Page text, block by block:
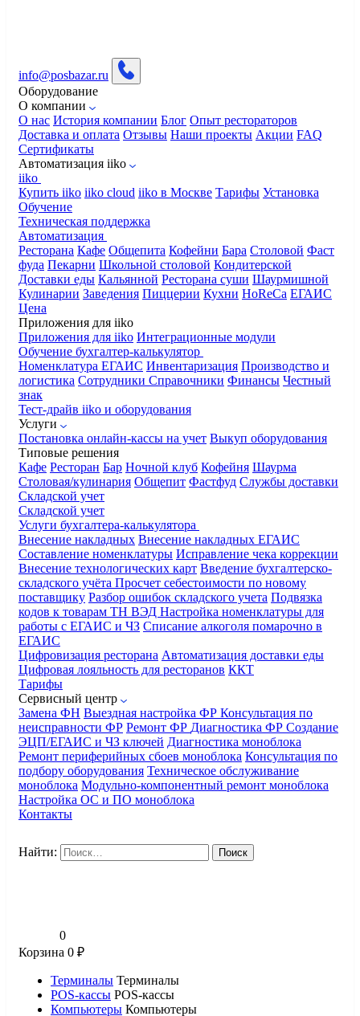
info@posbazar.ru
Оборудование
О компании
О нас История компании Блог Опыт рестораторов
Доставка и оплата Отзывы Наши проекты Акции FAQ
Сертификаты
Автоматизация iiko
iiko
Купить iiko iiko cloud iiko в Москве Тарифы Установка
Обучение
Техническая поддержка
Автоматизация
Ресторана Кафе Общепита Кофейни Бара Столовой Фаст
фуда Пекарни Школьной столовой Кондитерской
Доставки еды Кальянной Ресторана суши Шаурмишной
Кулинарии Заведения Пиццерии Кухни HoReCa ЕГАИС
Цена
Приложения для iiko
Приложения для iiko Интеграционные модули
Обучение бухгалтер-калькулятор
Номенклатура ЕГАИС Инвентаризация Производство и
логистика Сотрудники Справочники Финансы Честный
знак
Тест-драйв iiko и оборудования
Услуги
Постановка онлайн-кассы на учет Выкуп оборудования
Типовые решения
Кафе Ресторан Бар Ночной клуб Кофейня Шаурма
Столовая/кулинария Общепит Фастфуд Службы доставки
Складской учет
Складской учет
Услуги бухгалтера-калькулятора
Внесение накладных Внесение накладных ЕГАИС
Составление номенклатуры Исправление чека коррекции
Внесение технологических карт Введение бухгалтерско-
складского учёта Просчет себестоимости по новому
поставщику Разбор ошибок складского учета Подвязка
кодов к товарам ТН ВЭД Настройка номенклатуры для
работы с ЕГАИС и ЧЗ Списание алкоголя помарочно в
ЕГАИС
Цифровизация ресторана Автоматизация доставки еды
Цифровая лояльность для ресторанов ККТ
Тарифы
Сервисный центр
Замена ФН Выездная настройка ФР Консультация по
неисправности ФР Ремонт ФР Диагностика ФР Создание
ЭЦП/ЕГАИС и ЧЗ ключей Диагностика моноблока
Ремонт периферийных сбоев моноблока Консультация по
подбору оборудования Техническое обслуживание
моноблока Модульно-компонентный ремонт моноблока
Настройка ОС и ПО моноблока
Контакты
Найти:
0
Корзина 0 ₽
Терминалы Терминалы
POS-кассы POS-кассы
Компьютеры Компьютеры